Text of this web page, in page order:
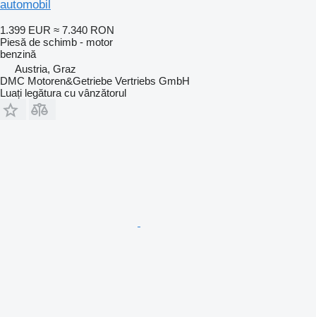
automobil
1.399 EUR ≈ 7.340 RON
Piesă de schimb - motor
benzină
Austria, Graz
DMC Motoren&Getriebe Vertriebs GmbH
Luați legătura cu vânzătorul